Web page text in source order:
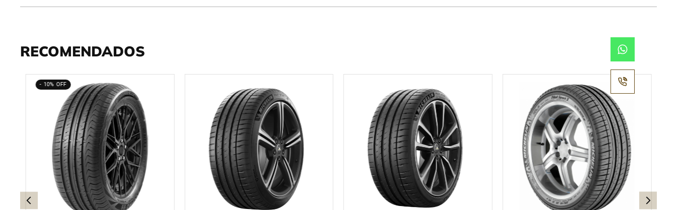
RECOMENDADOS
10%